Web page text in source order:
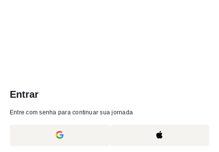
Entrar
Entre com senha para continuar sua jornada